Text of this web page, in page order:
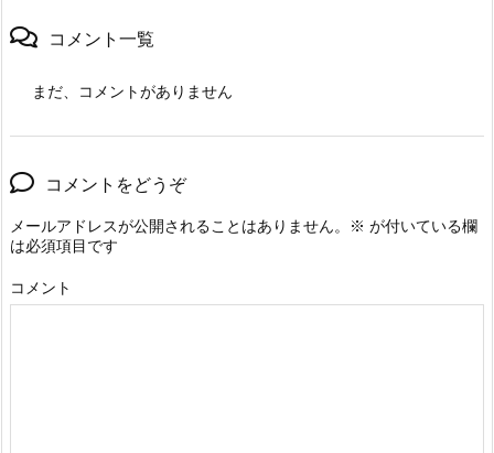
コメント一覧
まだ、コメントがありません
コメントをどうぞ
メールアドレスが公開されることはありません。 ※ が付いている欄
は必須項目です
コメント